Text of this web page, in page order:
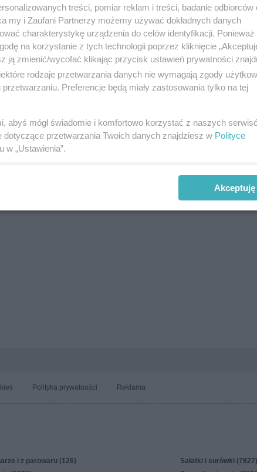
... cz.3
4.9k 0 1
ogrodowo ... cz.2
4k 0 3
pwyso pwyso
....
Polityka prywatności Reklama
i z parowaru (126)
Sałatki i surówki (7827)
treści, pomiar reklam i treści, badanie odbiorców
my i Zaufani Partnerzy możemy używać dokładnych danych
charakterystykę urządzenia do celów identyfikacji. Ponieważ
na korzystanie z tych technologii poprzez kliknięcie
ją zmienić/wycofać klikając przycisk ustawień prywatności
rodzaje przetwarzania danych nie wymagają zgody
Preferencje będą miały zastosowania tylko na tej
abyś mógł świadomie i komfortowo korzystać z naszych
dotyczące przetwarzania Twoich danych znajdziesz w Polityce
w „Ustawienia”.
Akceptuję